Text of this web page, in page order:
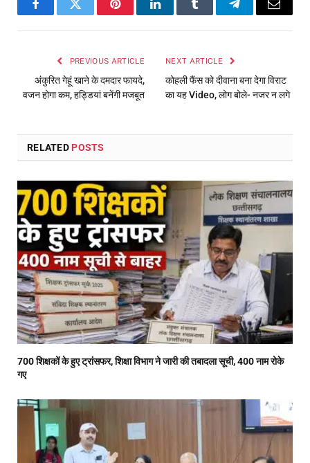
FacebookTwitter PinterestLinkedInTumblr TelegramEmail
PREVIOUS ARTICLE
अंकुरित गेहूं खाने के दमदार फायदे,
वजन होगा कम, हड्डियां बनेंगी मजबूत
NEXT ARTICLE
कोहली फैंस को दीवाना बना देगा विराट
का यह Video, लोग बोले- नजर न लगे
RELATED POSTS
700 शिक्षकों के हुए ट्रांसफर, शिक्षा विभाग ने जारी की तबादला सूची, 400 नाम रोके
गए